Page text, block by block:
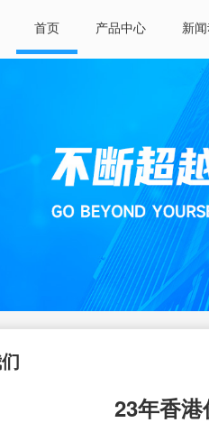
首页 产品中心 新
23年香